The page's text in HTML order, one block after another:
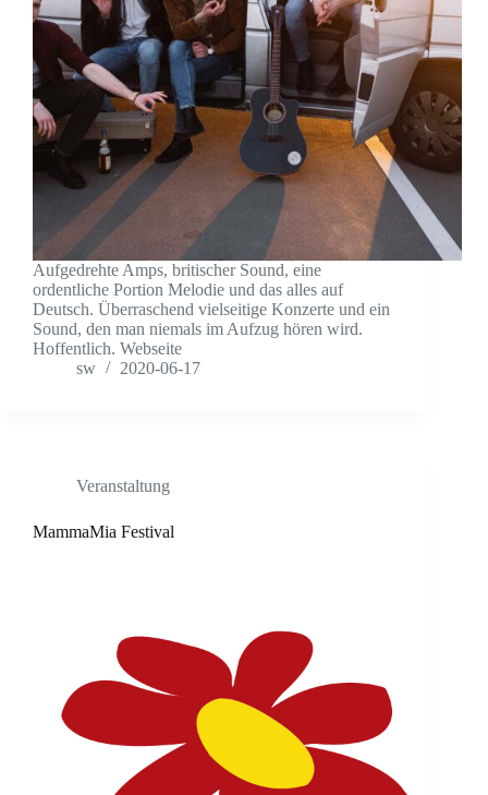
Aufgedrehte Amps, britischer Sound, eine
ordentliche Portion Melodie und das alles auf
Deutsch. Überraschend vielseitige Konzerte und ein
Sound, den man niemals im Aufzug hören wird.
Hoffentlich. Webseite
sw
2020-06-17
Veranstaltung
MammaMia Festival